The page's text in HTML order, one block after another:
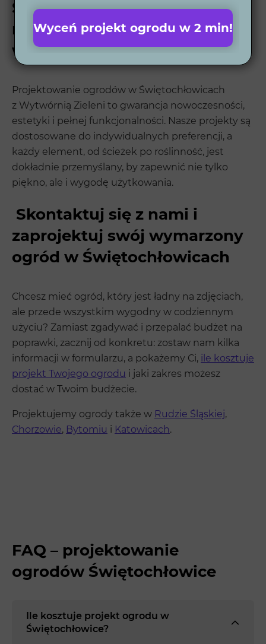
Świętochłowicach – Twój
nowoczesny ogród na
wyciągnięcie ręki
Projektowanie ogrodów w Świętochłowicach
z Wytwórnią Zieleni to gwarancja nowoczesności,
estetyki i pełnej funkcjonalności. Nasze projekty są
dostosowane do indywidualnych preferencji, a
każdy element, od ścieżek po roślinność, jest
dokładnie przemyślany, by zapewnić nie tylko
piękno, ale i wygodę użytkowania.
Skontaktuj się z nami i
zaprojektuj swój wymarzony
ogród w Świętochłowicach
Chcesz mieć ogród, który jest ładny na zdjęciach,
ale przede wszystkim wygodny w codziennym
użyciu? Zamiast zgadywać i przepalać budżet na
poprawki, zacznij od konkretu: zostaw nam kilka
informacji w formularzu, a pokażemy Ci, ile kosztuje
projekt Twojego ogrodu i jaki zakres możesz
dostać w Twoim budżecie.
Projektujemy ogrody także w Rudzie Śląskiej,
Chorzowie, Bytomiu i Katowicach.
FAQ – projektowanie
ogrodów Świętochłowice
Ile kosztuje projekt ogrodu w
Świętochłowice?
Wyceń projekt ogrodu w 2 min!